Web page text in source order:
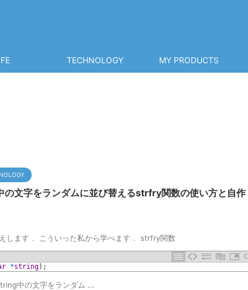
TECHNOLOGY MY PRODUCTS
の文字をランダムに並び替えるstrfry関数の使い方と自作
します． こういった私から学べます． strfry関数
C
*string) ;
中の文字をランダム ...